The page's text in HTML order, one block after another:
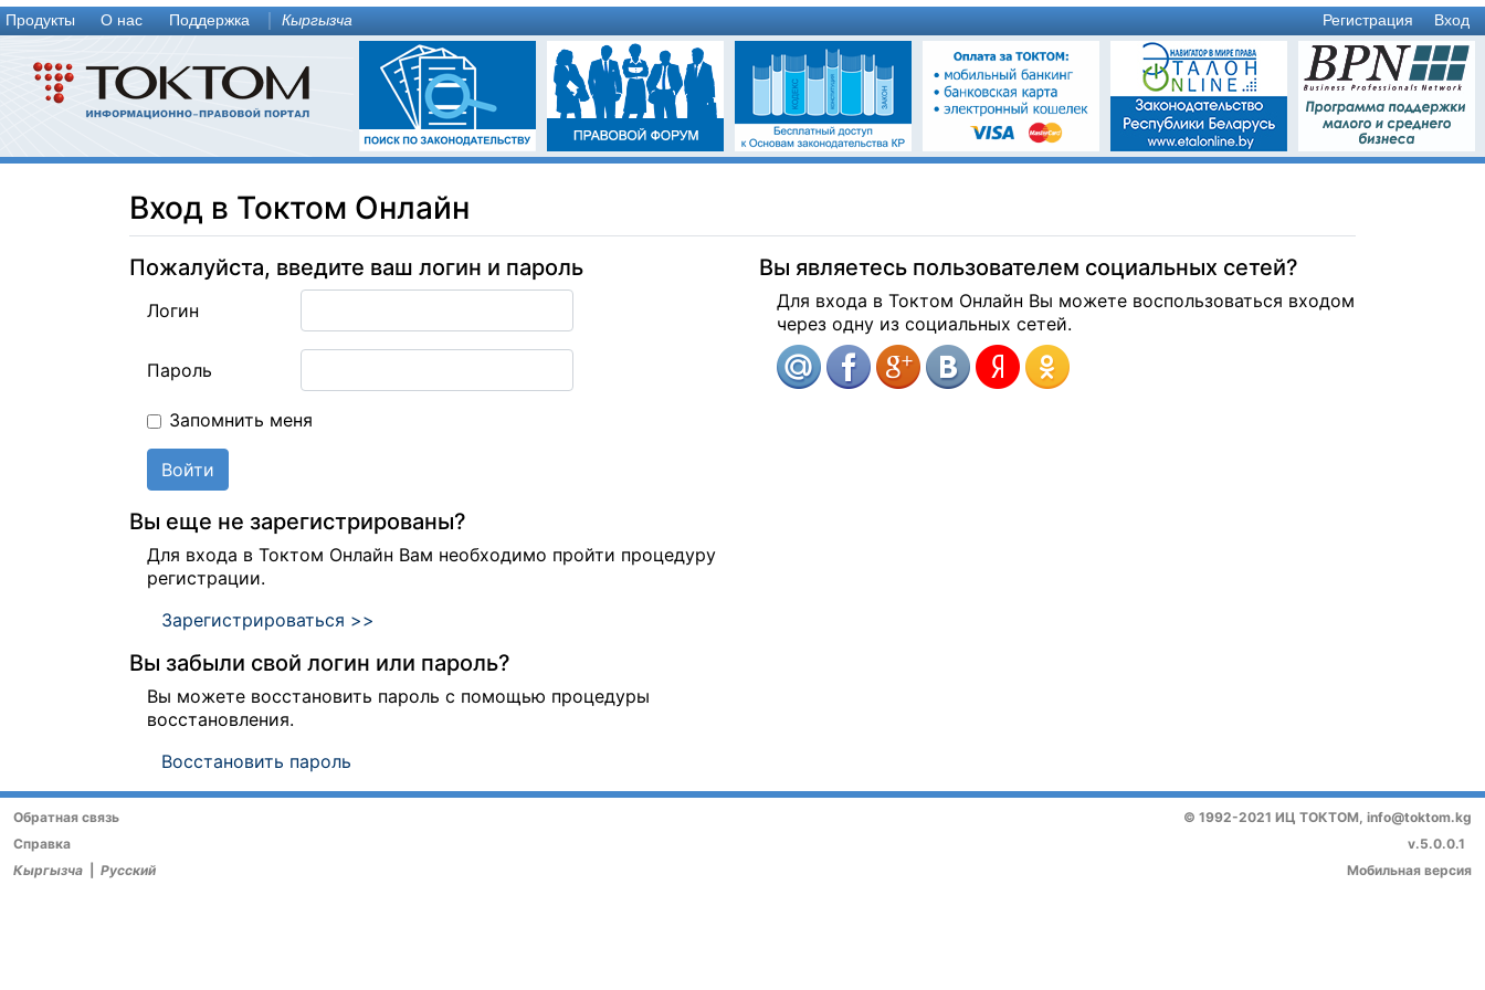
Продукты О нас Поддержка Кыргызча Вход
Регистрация
Вход в Токтом Онлайн
Пожалуйста, введите ваш логин и пароль
Логин
Пароль
Запомнить меня
Войти
Вы еще не зарегистрированы?
Для входа в Токтом Онлайн Вам необходимо пройти процедуру
регистрации.
Зарегистрироваться >>
Вы забыли свой логин или пароль?
Вы можете восстановить пароль с помощью процедуры
восстановления.
Восстановить пароль
Вы являетесь пользователем социальных сетей?
Для входа в Токтом Онлайн Вы можете воспользоваться входом
через одну из социальных сетей.
© 1992-2021 ИЦ ТОКТОМ, info@toktom.kg
v.5.0.0.1
Мобильная версия
Обратная связь
Справка
Кыргызча
Русский